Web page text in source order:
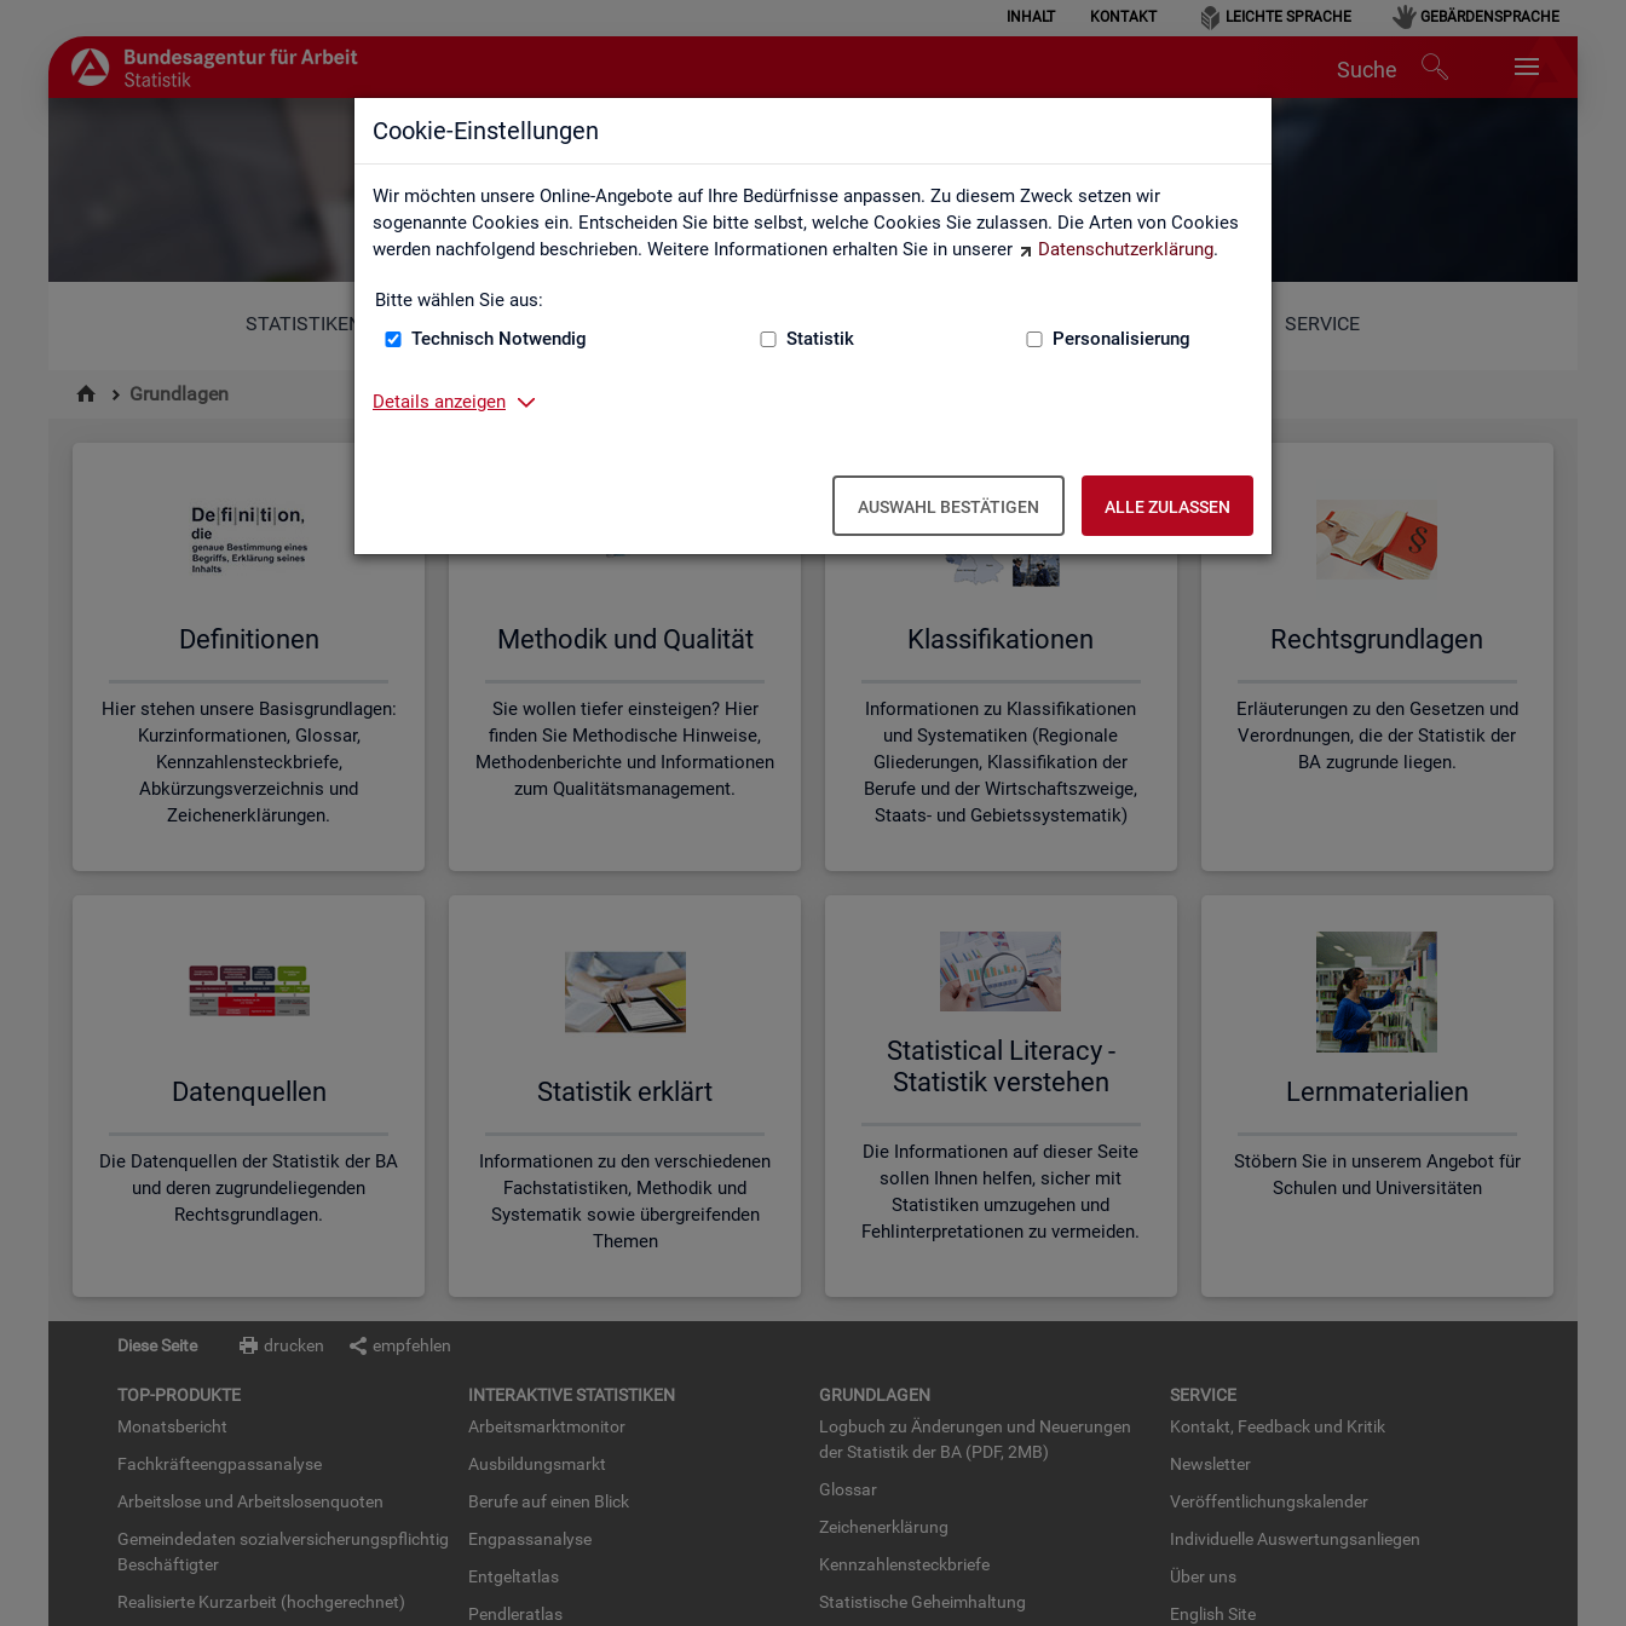
Cookie-Einstellungen
Wir möchten unsere Online-Angebote auf Ihre Bedürfnisse anpassen. Zu diesem Zweck setzen wir
sogenannte Cookies ein. Entscheiden Sie bitte selbst, welche Cookies Sie zulassen. Die Arten von Cookies
werden nachfolgend beschrieben. Weitere Informationen erhalten Sie in unserer
Datenschutzerklärung.
Bitte wählen Sie aus:
Technisch Notwendig
Statistik Personalisierung
Details anzeigen
AUSWAHL BESTÄTIGEN ALLE ZULASSEN
INHALT KONTAKT LEICHTE SPRACHE GEBÄRDENSPRACHE
Suche
Grundlagen
STATISTIKEN SERVICE
Grundlagen
De­fi­ni­tio­nen
Hier stehen unsere Basisgrundlagen:
Kurzinformationen, Glossar,
Kennzahlensteckbriefe,
Abkürzungsverzeichnis und
Zeichenerklärungen.
Me­tho­dik und Qua­li­tät
Sie wollen tiefer einsteigen? Hier
finden Sie Methodische Hinweise,
Methodenberichte und Informationen
zum Qualitätsmanagement.
Klas­si­fi­ka­tio­nen
Informationen zu Klassifikationen
und Systematiken (Regionale
Gliederungen, Klassifikation der
Berufe und der Wirtschaftszweige,
Staats- und Gebietssystematik)
Rechts­grund­la­gen
Erläuterungen zu den Gesetzen und
Verordnungen, die der Statistik der
BA zugrunde liegen.
Da­ten­quel­len
Die Datenquellen der Statistik der BA
und deren zugrundeliegenden
Rechtsgrundlagen.
Sta­tis­tik er­klärt
Informationen zu den verschiedenen
Fachstatistiken, Methodik und
Systematik sowie übergreifenden
Themen
Sta­ti­s­ti­cal Li­te­r­acy -
Sta­tis­tik ver­ste­hen
Die Informationen auf dieser Seite
sollen Ihnen helfen, sicher mit
Statistiken umzugehen und
Fehlinterpretationen zu vermeiden.
Lern­ma­te­ria­li­en
Stöbern Sie in unserem Angebot für
Schulen und Universitäten
Diese Seite drucken empfehlen
TOP-PRO­DUK­TE
Mo­nats­be­richt
Fach­kräf­te­eng­pass­ana­ly­se
Ar­beits­lo­se und Ar­beits­lo­sen­quo­ten
Ge­mein­de­da­ten so­zi­al­ver­si­che­rungs­pflich­tig
Be­schäf­tig­ter
Rea­li­sier­te Kurz­ar­beit (hoch­ge­rech­net)
IN­TER­AK­TI­VE STA­TIS­TI­KEN
Ar­beits­markt­mo­ni­tor
Aus­bil­dungs­markt
Be­ru­fe auf einen Blick
Eng­pass­ana­ly­se
Ent­gel­t­at­las
Pend­ler­at­las
GRUND­LA­GEN
Log­buch zu Än­de­run­gen und Neue­run­gen
der Sta­tis­tik der BA (PDF, 2MB)
Glos­sar
Zei­chen­er­klä­rung
Kenn­zah­len­steck­brie­fe
Sta­tis­ti­sche Ge­heim­hal­tung
SER­VICE
Kon­takt, Feed­back und Kri­tik
News­let­ter
Ver­öf­fent­li­chungs­ka­len­der
In­di­vi­du­el­le Aus­wer­tungs­an­lie­gen
Über uns
English Site